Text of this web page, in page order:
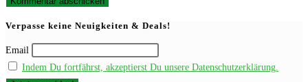
Verpasse keine Neuigkeiten & Deals!
Email
Indem Du fortfährst, akzeptierst Du unsere Datenschutzerklärung.